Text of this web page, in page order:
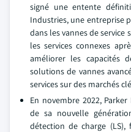
signé une entente
Industries, une entreprise
dans les vannes de service
les services connexes
améliorer les capacités
solutions de vannes
services sur des marchés
En novembre 2022,
de sa nouvelle
détection de charge (LS),